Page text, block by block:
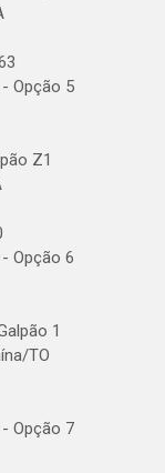
Opção 5
Z1
Opção 6
1
TO
Opção 7